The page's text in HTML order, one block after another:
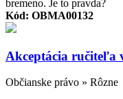
bremeno. Je to pravda?
Kód: OBMA00132
Akceptácia ručiteľa
Občianske právo » Rôzne